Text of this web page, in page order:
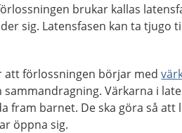
brukar kallas
sig. Latensfasen kan ta tjugo
att förlossningen börjar med
sammandragning. Värkarna i
fram barnet. De ska göra så
öppna sig.